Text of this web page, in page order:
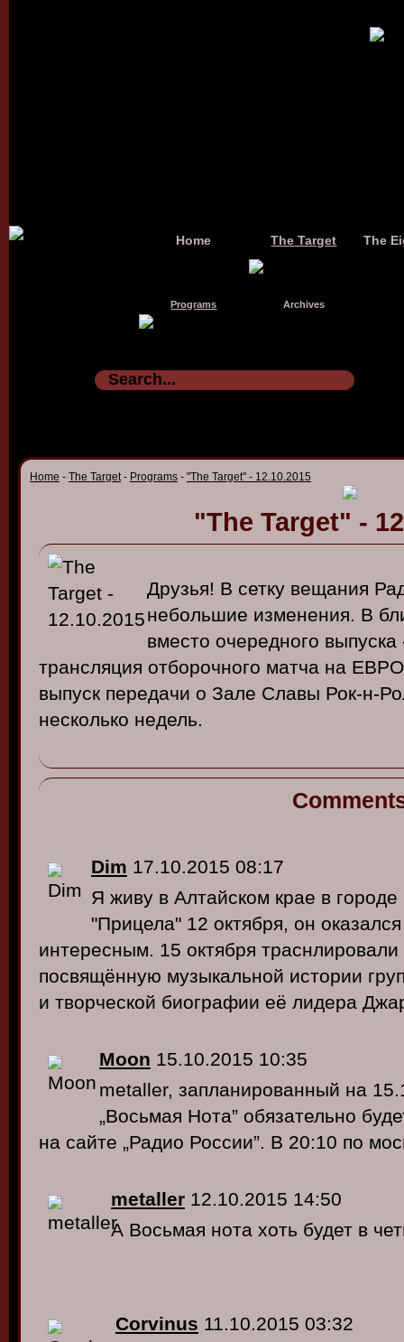
Home The Target The
Programs Archives
Home - The Target- Programs - "The Target" - 12.10.2015
"The Target" -
Друзья! В сетку вещания
небольшие изменения. В
вместо очередного выпуска
трансляция отборочного матча на ЕВ
выпуск передачи о Зале Славы Рок-н-
несколько недель.
Dim 17.10.2015 08:17
Я живу в Алтайском крае в
"Прицела" 12 октября, он
интересным. 15 октября
посвящённую музыкальной истории
и творческой биографии её лидера
Moon 15.10.2015 10:35
metaller, запланированный на
„Восьмая Нота” обязательно
на сайте „Радио России”. В 20:10 по
metaller 12.10.2015 14:50
А Восьмая нота хоть будет в
Corvinus 11.10.2015 03:32